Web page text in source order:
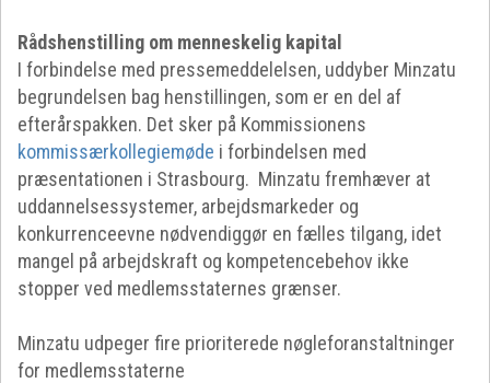
Rådshenstilling om menneskelig kapital
I forbindelse med pressemeddelelsen, uddyber Minzatu
begrundelsen bag henstillingen, som er en del af
efterårspakken. Det sker på Kommissionens
kommissærkollegiemøde i forbindelsen med
præsentationen i Strasbourg. Minzatu fremhæver at
uddannelsessystemer, arbejdsmarkeder og
konkurrenceevne nødvendiggør en fælles tilgang, idet
mangel på arbejdskraft og kompetencebehov ikke
stopper ved medlemsstaternes grænser.
Minzatu udpeger fire prioriterede nøgleforanstaltninger
for medlemsstaterne